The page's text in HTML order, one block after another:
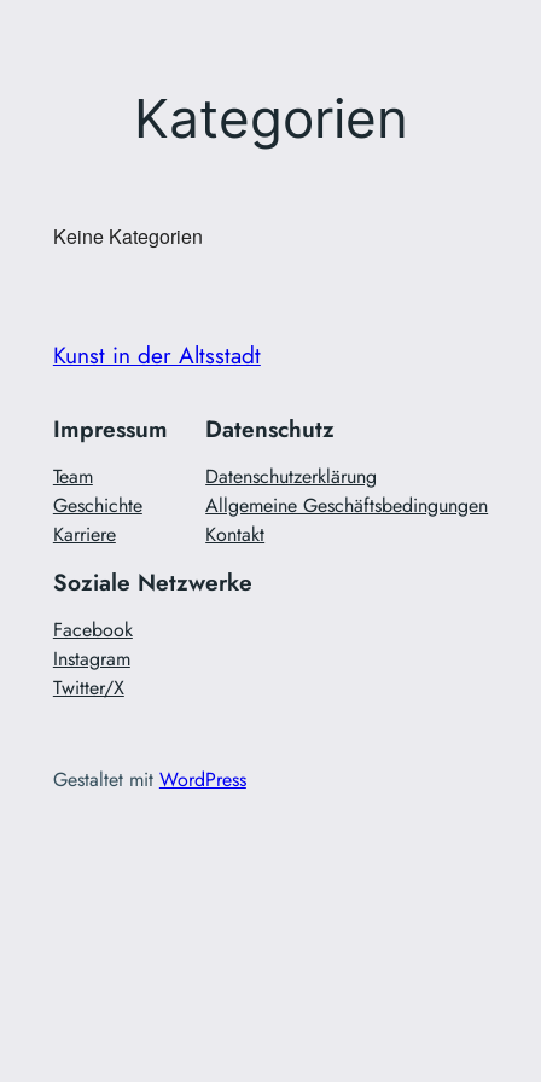
Kategorien
Keine Kategorien
Kunst in der Altsstadt
Impressum
Team
Geschichte
Karriere
Datenschutz
Datenschutzerklärung
Allgemeine Geschäftsbedingungen
Kontakt
Soziale Netzwerke
Facebook
Instagram
Twitter/X
Gestaltet mit WordPress